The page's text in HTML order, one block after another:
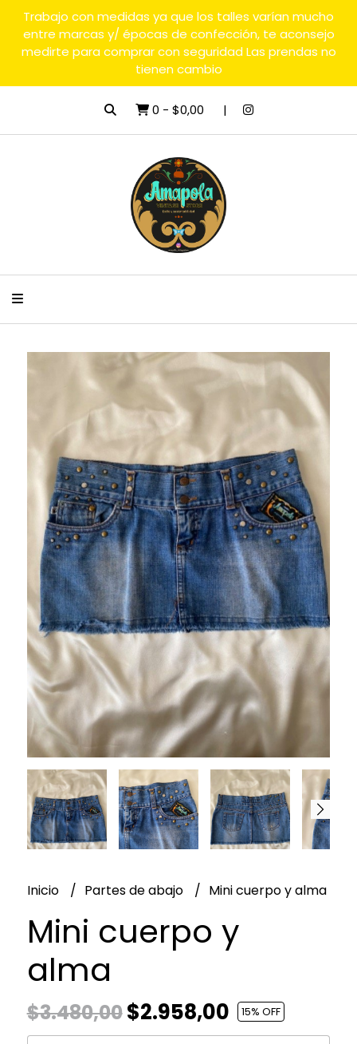
Trabajo con medidas ya que los talles varían mucho
entre marcas y/ épocas de confección, te aconsejo
medirte para comprar con seguridad Las prendas no
tienen cambio
0 - $0,00
Inicio Partes de abajo Mini cuerpo y alma
Mini cuerpo y
alma
$3.480,00$2.958,00 15% OFF